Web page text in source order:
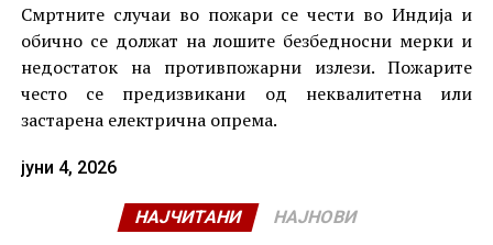
Смртните случаи во пожари се чести во Индија и
обично се должат на лошите безбедносни мерки и
недостаток на противпожарни излези. Пожарите
често се предизвикани од неквалитетна или
застарена електрична опрема.
јуни 4, 2026
НАЈЧИТАНИ НАЈНОВИ